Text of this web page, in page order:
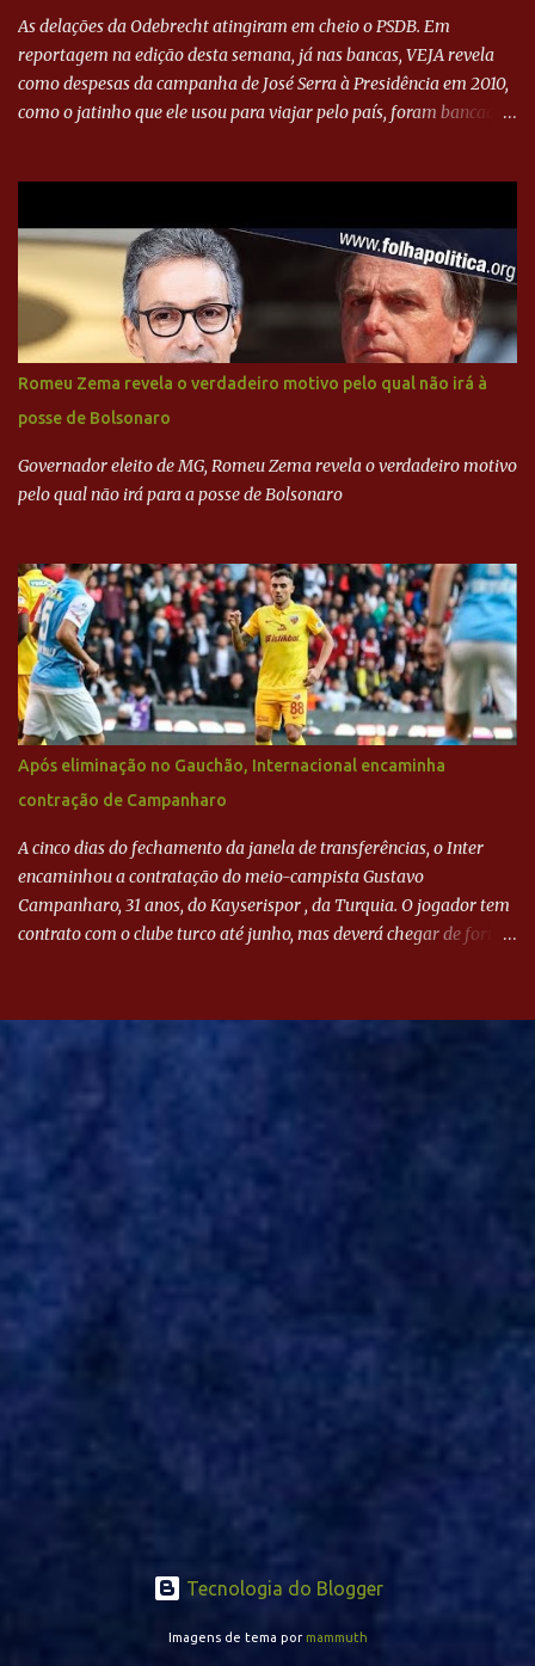
As delações da Odebrecht atingiram em cheio o PSDB. Em
reportagem na edição desta semana, já nas bancas, VEJA revela
como despesas da campanha de José Serra à Presidência em 2010,
como o jatinho que ele usou para viajar pelo país, foram bancadas
Executiva Nacional do PSDB (Valter Campanato/Agência Brasil) O
texto também põe fim a um mistério: três fontes confirmaram à
revista que o codinome “santo” que aparece em planilhas da
empreiteira refere-se ao governador de São Paulo, Geraldo
Alckmin (PSDB) — nenhum deles, no entanto, disse ter negociado
diretamente com o paulista. Depoimentos mostram como o
dinheiro da Odebrecht bancou a campanha de Serra em 2010 Leia
mais... A Lava Jato chega ao PSDB | VEJA.com
Romeu Zema revela o verdadeiro motivo pelo qual não irá à
posse de Bolsonaro
Governador eleito de MG, Romeu Zema revela o verdadeiro motivo
pelo qual não irá para a posse de Bolsonaro
Após eliminação no Gauchão, Internacional encaminha
contração de Campanharo
A cinco dias do fechamento da janela de transferências, o Inter
encaminhou a contratação do meio-campista Gustavo
Campanharo, 31 anos, do Kayserispor , da Turquia. O jogador tem
contrato com o clube turco até junho, mas deverá chegar de forma
Evian, da França, Hellas Verona, da Itália, e Ludogorets, da
Bulgária. O último clube brasileiro foi a Chapecoense, em 2020.
concretizada, o jogador chegará ao Beira-Rio para ser mais uma
Turquia, Gustavo Campanharo vem atuando como volante, mas
também pode ser utilizado mais avançado. Inter encaminha
contração de Campanharo de 31 anos
Tecnologia do Blogger
Imagens de tema por mammuth